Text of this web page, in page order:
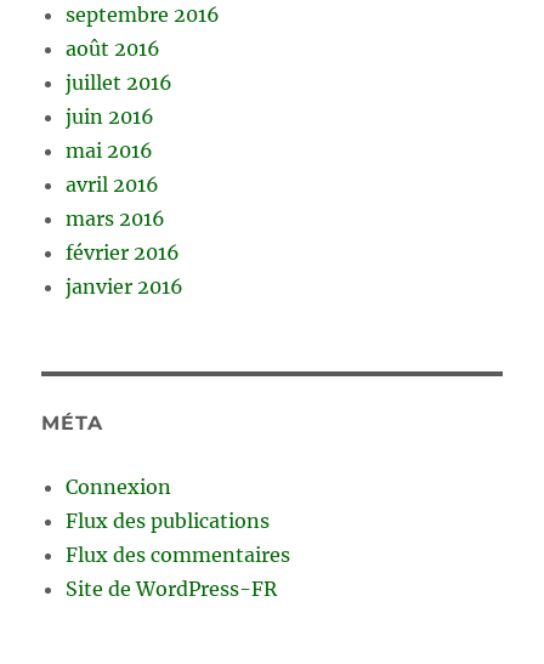
septembre 2016
août 2016
juillet 2016
juin 2016
mai 2016
avril 2016
mars 2016
février 2016
janvier 2016
MÉTA
Connexion
Flux des publications
Flux des commentaires
Site de WordPress-FR